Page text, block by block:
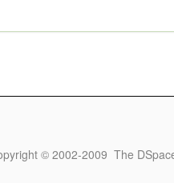
© 2002-2009 The